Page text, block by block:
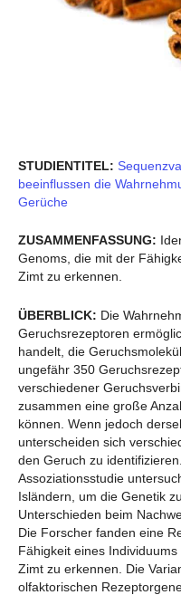
STUDIENTITEL:
beeinflussen die
Gerüche
ZUSAMMENFASSUNG:
Genoms, die mit der
Zimt zu erkennen.
ÜBERBLICK: Die
Geruchsrezeptoren
handelt, die
ungefähr 350
verschiedener
zusammen eine große
können. Wenn jedoch
unterscheiden sich
den Geruch zu
Assoziationsstudie
Isländern, um die Genetik
Unterschieden beim
Die Forscher fanden eine
Fähigkeit eines
Zimt zu erkennen. Die
olfaktorischen